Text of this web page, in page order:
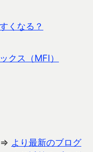
くなる？
クス（MFI）
⇒ より最新のブログ